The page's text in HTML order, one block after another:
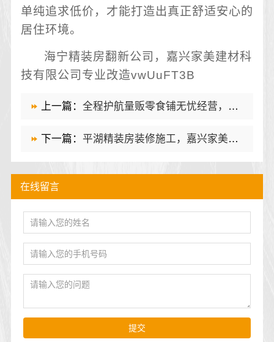
单纯追求低价，才能打造出真正舒适安心的
居住环境。
海宁精装房翻新公司，嘉兴家美建材科
技有限公司专业改造vwUuFT3B
上一篇： 全程护航量贩零食铺无忧经营，河南零百味供应链有限公司助您开店
下一篇： 平湖精装房装修施工，嘉兴家美建材科技有限公司工艺标准统一
在线留言
提交